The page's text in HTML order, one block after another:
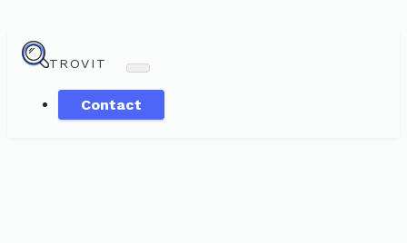
TROVIT
Contact